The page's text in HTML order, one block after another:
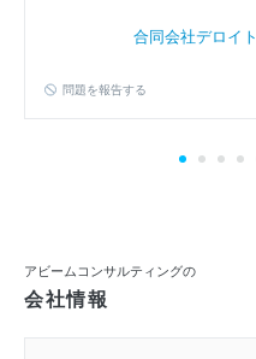
5.0
合同会社デロイ
問題を報告する
アビームコンサルティングの
会社情報